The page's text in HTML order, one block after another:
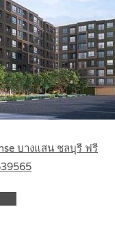
บางแสน ชลบุรี ฟรี